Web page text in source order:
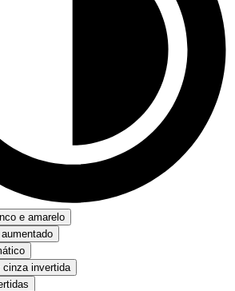
e amarelo
cinza invertida